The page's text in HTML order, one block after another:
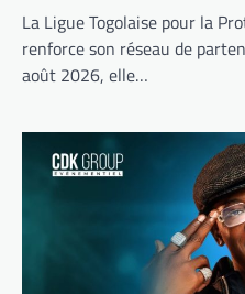
La Ligue Togolaise pour la
renforce son réseau de
août 2026, elle…